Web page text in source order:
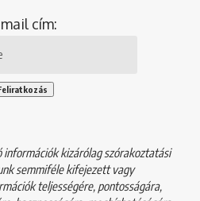
cím:
információk kizárólag szórakoztatási
semmiféle kifejezett vagy
teljességére, pontosságára,